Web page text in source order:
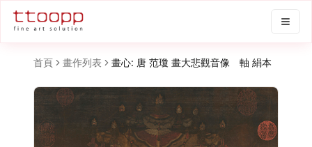
首頁 畫作列表 畫心: 唐 范瓊 畫大悲觀音像 軸 絹本